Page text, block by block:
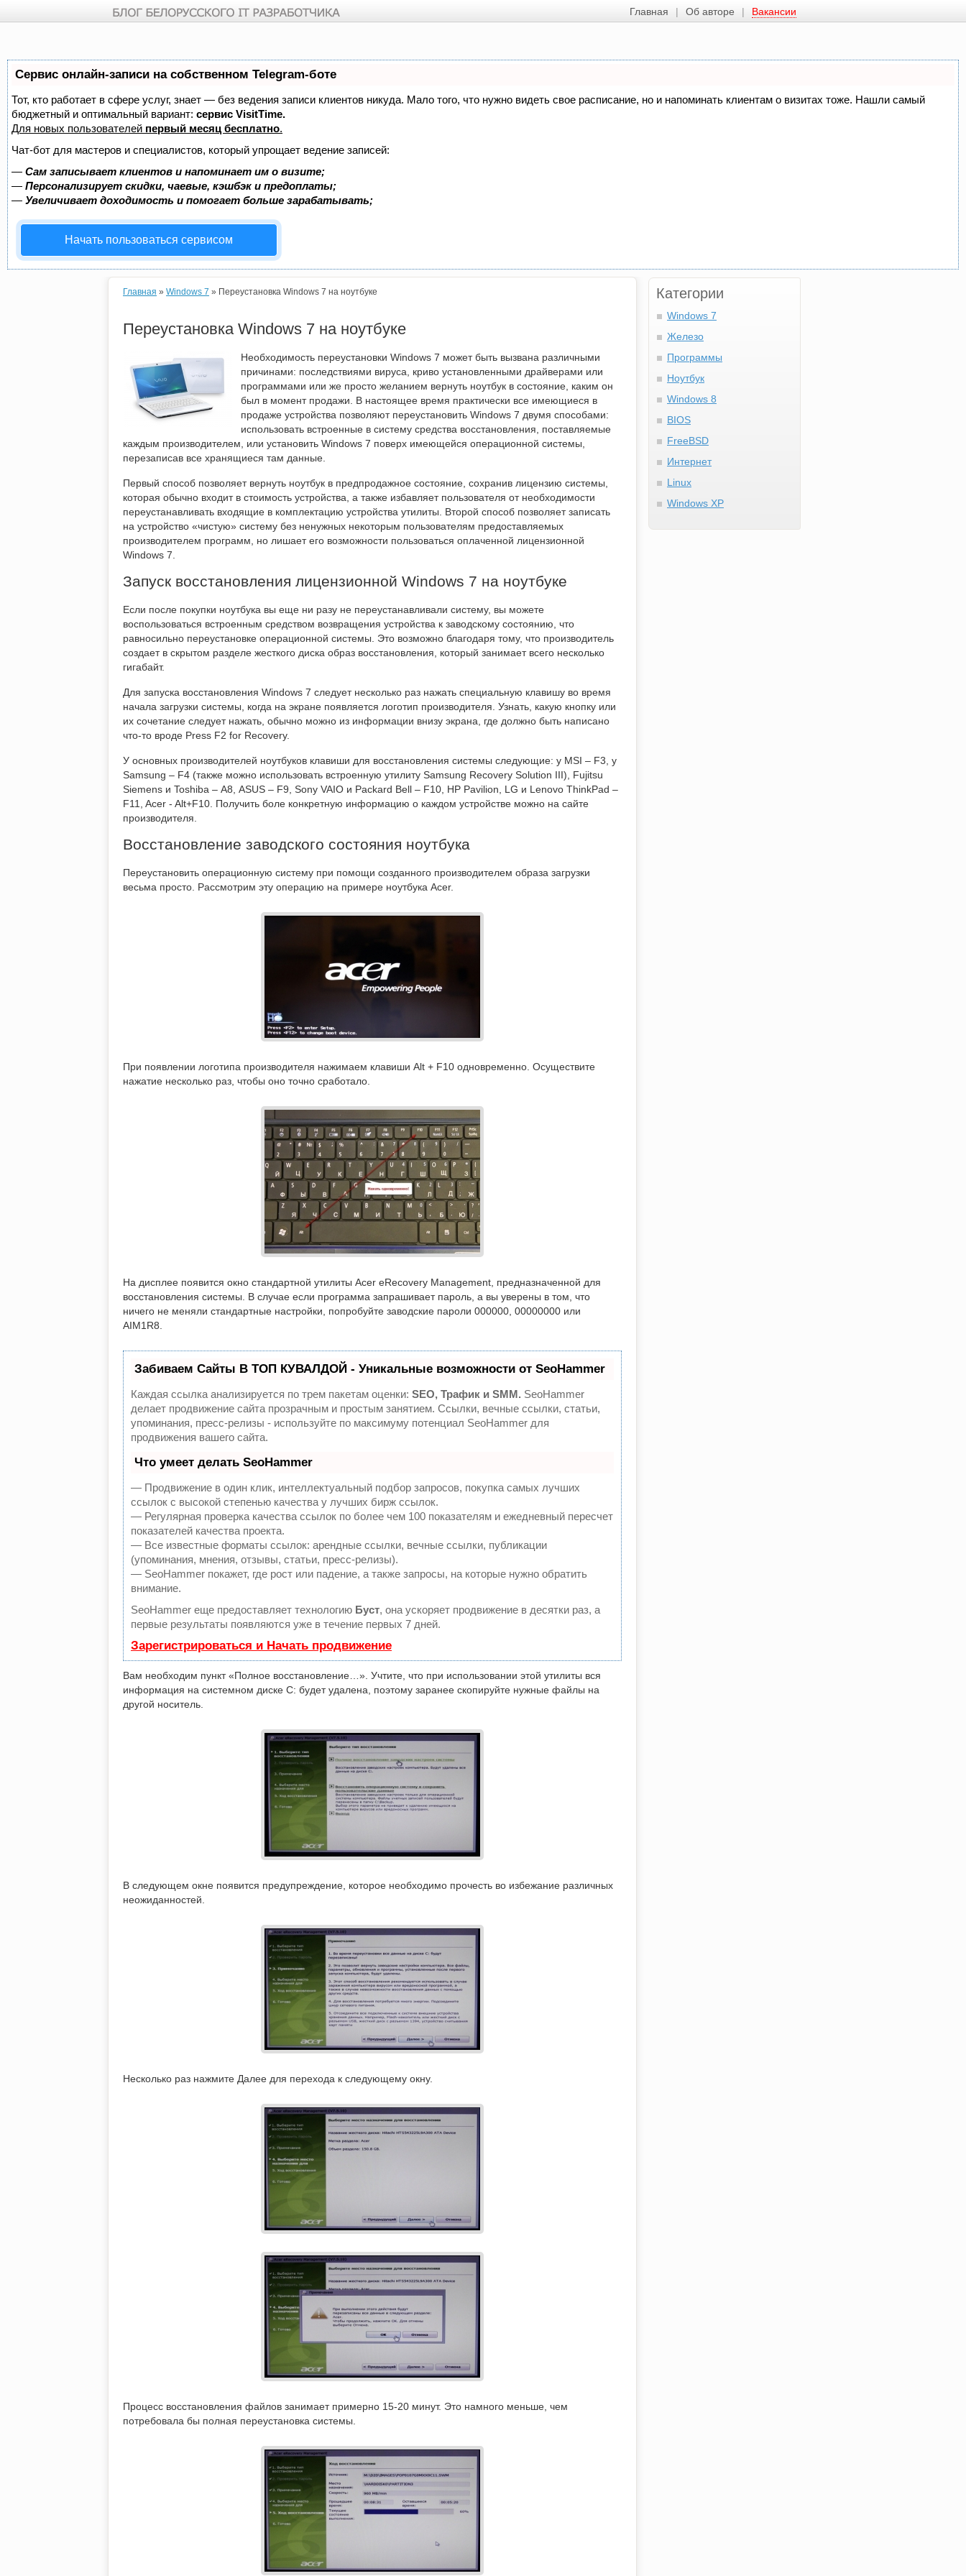
Перейти к основному содержанию Главная Об авторе Вакансии
Сервис онлайн-записи на собственном Telegram-боте
Тот, кто работает в сфере услуг, знает — без ведения записи клиентов никуда. Мало того, что нужно видеть свое расписание, но и напоминать клиентам о визитах тоже. Нашли самый
бюджетный и оптимальный вариант: сервис VisitTime.
Для новых пользователей первый месяц бесплатно.
Чат-бот для мастеров и специалистов, который упрощает ведение записей:
— Сам записывает клиентов и напоминает им о визите;
— Персонализирует скидки, чаевые, кэшбэк и предоплаты;
— Увеличивает доходимость и помогает больше зарабатывать;
Начать пользоваться сервисом
Вы здесь
Главная » Windows 7 » Переустановка Windows 7 на ноутбуке
Переустановка Windows 7 на ноутбуке
Необходимость переустановки Windows 7 может быть вызвана различными
причинами: последствиями вируса, криво установленными драйверами или
программами или же просто желанием вернуть ноутбук в состояние, каким он
был в момент продажи. В настоящее время практически все имеющиеся в
продаже устройства позволяют переустановить Windows 7 двумя способами:
использовать встроенные в систему средства восстановления, поставляемые
каждым производителем, или установить Windows 7 поверх имеющейся операционной системы,
перезаписав все хранящиеся там данные.
Первый способ позволяет вернуть ноутбук в предпродажное состояние, сохранив лицензию системы,
которая обычно входит в стоимость устройства, а также избавляет пользователя от необходимости
переустанавливать входящие в комплектацию устройства утилиты. Второй способ позволяет записать
на устройство «чистую» систему без ненужных некоторым пользователям предоставляемых
производителем программ, но лишает его возможности пользоваться оплаченной лицензионной
Windows 7.
Запуск восстановления лицензионной Windows 7 на ноутбуке
Если после покупки ноутбука вы еще ни разу не переустанавливали систему, вы можете
воспользоваться встроенным средством возвращения устройства к заводскому состоянию, что
равносильно переустановке операционной системы. Это возможно благодаря тому, что производитель
создает в скрытом разделе жесткого диска образ восстановления, который занимает всего несколько
гигабайт.
Для запуска восстановления Windows 7 следует несколько раз нажать специальную клавишу во время
начала загрузки системы, когда на экране появляется логотип производителя. Узнать, какую кнопку или
их сочетание следует нажать, обычно можно из информации внизу экрана, где должно быть написано
что-то вроде Press F2 for Recovery.
У основных производителей ноутбуков клавиши для восстановления системы следующие: у MSI – F3, у
Samsung – F4 (также можно использовать встроенную утилиту Samsung Recovery Solution III), Fujitsu
Siemens и Toshiba – А8, ASUS – F9, Sony VAIO и Packard Bell – F10, HP Pavilion, LG и Lenovo ThinkPad –
F11, Acer - Alt+F10. Получить боле конкретную информацию о каждом устройстве можно на сайте
производителя.
Восстановление заводского состояния ноутбука
Переустановить операционную систему при помощи созданного производителем образа загрузки
весьма просто. Рассмотрим эту операцию на примере ноутбука Acer.
При появлении логотипа производителя нажимаем клавиши Alt + F10 одновременно. Осуществите
нажатие несколько раз, чтобы оно точно сработало.
На дисплее появится окно стандартной утилиты Acer eRecovery Management, предназначенной для
восстановления системы. В случае если программа запрашивает пароль, а вы уверены в том, что
ничего не меняли стандартные настройки, попробуйте заводские пароли 000000, 00000000 или
AIM1R8.
Забиваем Сайты В ТОП КУВАЛДОЙ - Уникальные возможности от SeoHammer
Каждая ссылка анализируется по трем пакетам оценки: SEO, Трафик и SMM. SeoHammer
делает продвижение сайта прозрачным и простым занятием. Ссылки, вечные ссылки, статьи,
упоминания, пресс-релизы - используйте по максимуму потенциал SeoHammer для
продвижения вашего сайта.
Что умеет делать SeoHammer
— Продвижение в один клик, интеллектуальный подбор запросов, покупка самых лучших
ссылок с высокой степенью качества у лучших бирж ссылок.
— Регулярная проверка качества ссылок по более чем 100 показателям и ежедневный пересчет
показателей качества проекта.
— Все известные форматы ссылок: арендные ссылки, вечные ссылки, публикации
(упоминания, мнения, отзывы, статьи, пресс-релизы).
— SeoHammer покажет, где рост или падение, а также запросы, на которые нужно обратить
внимание.
SeoHammer еще предоставляет технологию Буст, она ускоряет продвижение в десятки раз, а
первые результаты появляются уже в течение первых 7 дней.
Зарегистрироваться и Начать продвижение
Вам необходим пункт «Полное восстановление…». Учтите, что при использовании этой утилиты вся
информация на системном диске C: будет удалена, поэтому заранее скопируйте нужные файлы на
другой носитель.
В следующем окне появится предупреждение, которое необходимо прочесть во избежание различных
неожиданностей.
Несколько раз нажмите Далее для перехода к следующему окну.
Процесс восстановления файлов занимает примерно 15-20 минут. Это намного меньше, чем
потребовала бы полная переустановка системы.
Категории
Windows 7
Железо
Программы
Ноутбук
Windows 8
BIOS
FreeBSD
Интернет
Linux
Windows XP